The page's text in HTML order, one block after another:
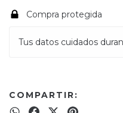
Compra protegida
Tus datos cuidados
COMPARTIR: